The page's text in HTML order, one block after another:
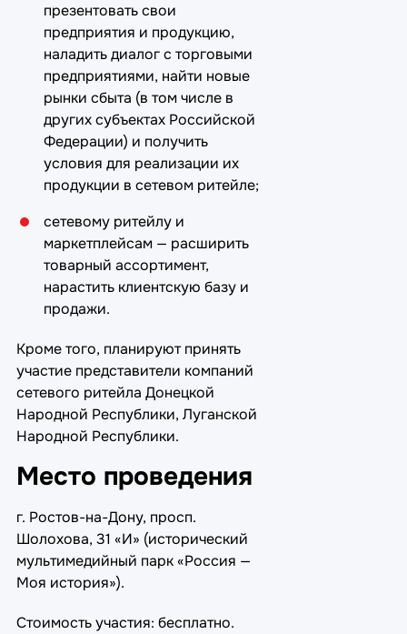
презентовать свои
предприятия и продукцию,
наладить диалог с торговыми
предприятиями, найти новые
рынки сбыта (в том числе в
других субъектах Российской
Федерации) и получить
условия для реализации их
продукции в сетевом ритейле;
сетевому ритейлу и
маркетплейсам — расширить
товарный ассортимент,
нарастить клиентскую базу и
продажи.
Кроме того, планируют принять
участие представители компаний
сетевого ритейла Донецкой
Народной Республики, Луганской
Народной Республики.
Место проведения
г. Ростов-на-Дону, просп.
Шолохова, 31 «И» (исторический
мультимедийный парк «Россия —
Моя история»).
Стоимость участия: бесплатно.